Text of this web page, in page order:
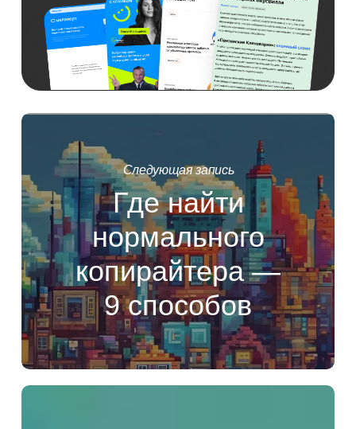
Следующая запись
Где найти
нормального
копирайтера —
9 способов